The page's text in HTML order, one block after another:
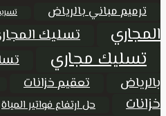
ترميم مباني بالرياض
المجاري
تسليك
تسليك مجاري
بالرياض
تعقيم خزانات
خزانات
حل ارتفاع فواتير المياة